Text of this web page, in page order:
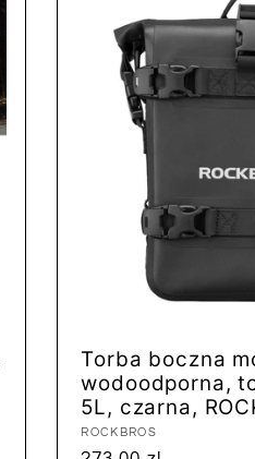
Torba boczna
wodoodporna,
5L, czarna,
Dostawca:
ROCKBROS